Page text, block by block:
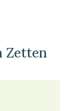
Zetten